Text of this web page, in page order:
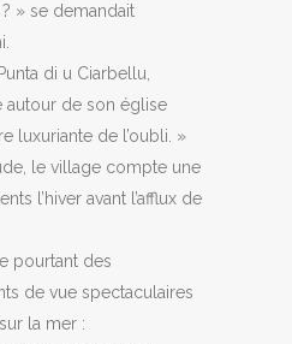
» se demandait
di u Ciarbellu,
autour de son église
luxuriante de l’oubli. »
le village compte une
l’hiver avant l’afflux de
pourtant des
de vue spectaculaires
la mer :